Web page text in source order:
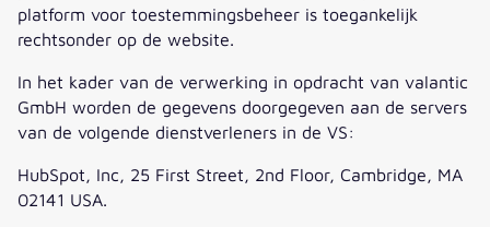
platform voor toestemmingsbeheer is toegankelijk
rechtsonder op de website.
In het kader van de verwerking in opdracht van valantic
GmbH worden de gegevens doorgegeven aan de servers
van de volgende dienstverleners in de VS:
HubSpot, Inc, 25 First Street, 2nd Floor, Cambridge, MA
02141 USA.